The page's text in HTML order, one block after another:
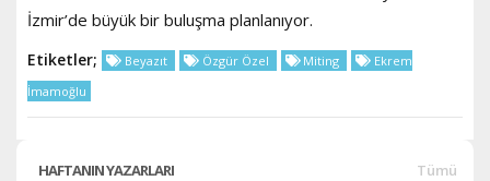
İzmir’de büyük bir buluşma planlanıyor.
Etiketler; Beyazıt Özgür Özel Miting
Ekrem
İmamoğlu
HAFTANIN YAZARLARI Tümü